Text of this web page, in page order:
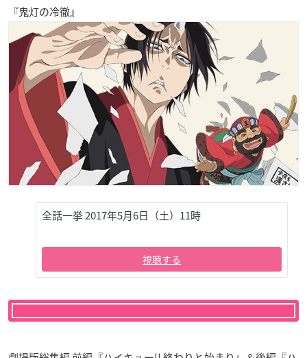
『鬼灯の冷徹』
全話一挙 2017年5月6日（土）11時
視聴する